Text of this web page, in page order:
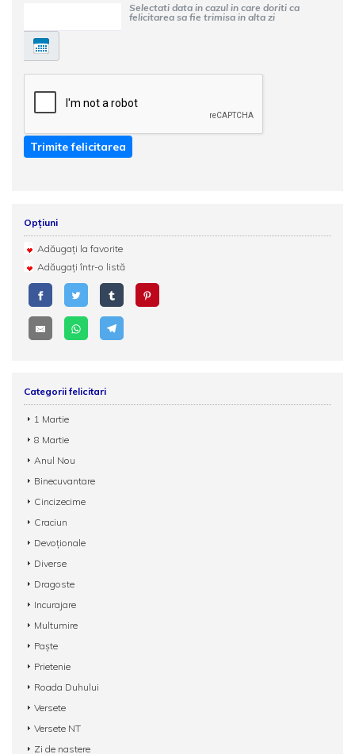
Selectati data in cazul in care doriti ca
felicitarea sa fie trimisa in alta zi
Trimite felicitarea
Opțiuni
Adăugați la favorite
Adăugați într-o listă
Categorii felicitari
1 Martie
8 Martie
Anul Nou
Binecuvantare
Cincizecime
Craciun
Devoționale
Diverse
Dragoste
Incurajare
Multumire
Paște
Prietenie
Roada Duhului
Versete
Versete NT
Zi de nastere